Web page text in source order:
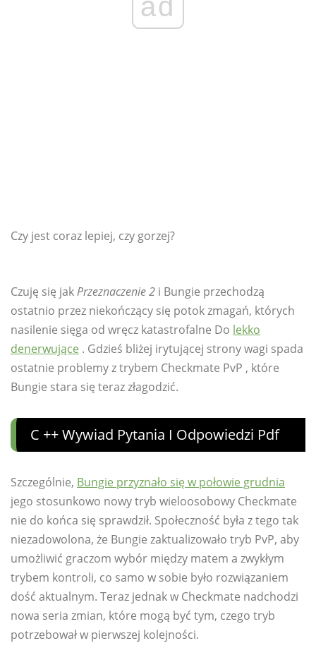
Czy jest coraz lepiej, czy gorzej?
Czuję się jakPrzeznaczenie 2 i Bungie przechodzą
ostatnio przez niekończący się potok zmagań, których
nasilenie sięga od wręcz katastrofalne Do lekko
denerwujące . Gdzieś bliżej irytującej strony wagi spada
ostatnie problemy z trybem Checkmate PvP , które
Bungie stara się teraz złagodzić.
C ++ Wywiad Pytania I Odpowiedzi Pdf
Szczególnie, Bungie przyznało się w połowie grudnia
jego stosunkowo nowy tryb wieloosobowy Checkmate
nie do końca się sprawdził. Społeczność była z tego tak
niezadowolona, ​​że ​​Bungie zaktualizowało tryb PvP, aby
umożliwić graczom wybór między matem a zwykłym
trybem kontroli, co samo w sobie było rozwiązaniem
dość aktualnym. Teraz jednak w Checkmate nadchodzi
nowa seria zmian, które mogą być tym, czego tryb
potrzebował w pierwszej kolejności.